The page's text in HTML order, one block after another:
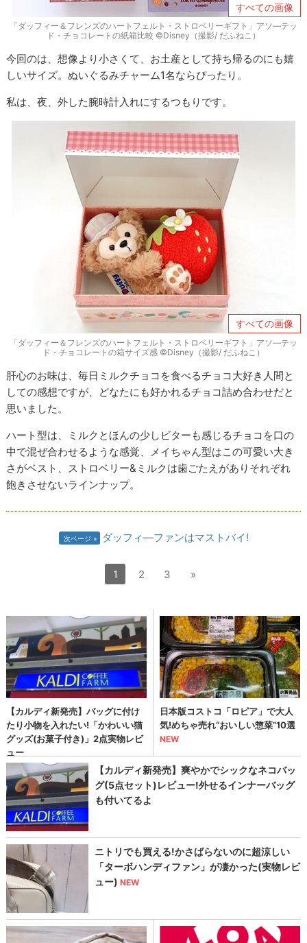
すべての画像
「ダッフィー＆フレンズのハートフェルト・ストロベリーギフト」アソ―テッ
ド・チョコレートの紙箱比較 ©Disney（撮影/ だふねこ）
今回のは、想像より小さくて、お土産として持ち帰るのにも嬉
しいサイズ。ぬいぐるみチャーム1名ならぴったり。
私は、夜、外した腕時計入れにするつもりです。
すべての画像
「ダッフィー＆フレンズのハートフェルト・ストロベリーギフト」アソ―テッ
ド・チョコレートの箱サイズ感 ©Disney（撮影/ だふねこ）
肝心のお味は、毎日ミルクチョコを食べるチョコ大好き人間と
しての感想ですが、どなたにも好かれるチョコ詰め合わせだと
思いました。
ハート型は、ミルクとほんの少しビターも感じるチョコを口の
中で混ぜ合わせるような感覚、メイちゃん型はこの可愛い大き
さがベスト、ストロベリー&ミルクは歯ごたえがありそれぞれ
飽きさせないラインナップ。
次ページ ダッフィ―ファンはマストバイ!
1 2 3 »